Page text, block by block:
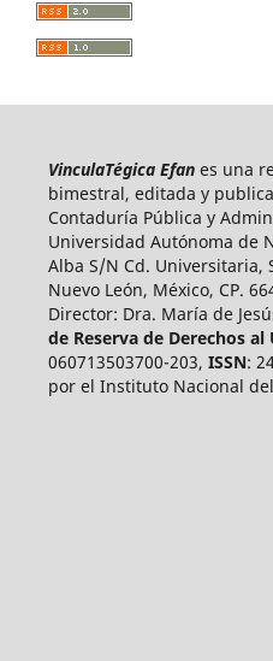
VinculaTégica Efanes una
bimestral, editada y
Contaduría Pública y
Universidad Autónoma de
Alba S/N Cd. Universitaria,
Nuevo León, México, CP.
Director: Dra. María de
de Reserva de Derechos al
060713503700-203, ISSN:
por el Instituto Nacional